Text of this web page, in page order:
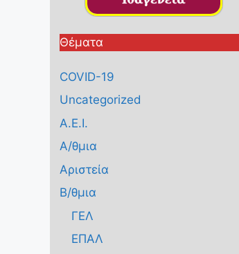
Θέματα
COVID-19
Uncategorized
Α.Ε.Ι.
Α/θμια
Αριστεία
Β/θμια
ΓΕΛ
ΕΠΑΛ